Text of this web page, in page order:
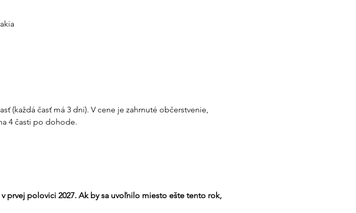
(každá časť má 3 dni). V cene je zahrnuté občerstvenie,
4 časti po dohode.
v prvej polovici 2027. Ak by sa uvoľnilo miesto ešte tento rok,